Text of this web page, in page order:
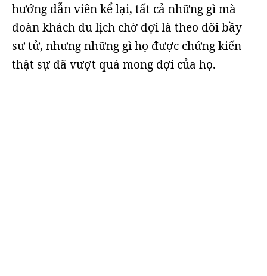
hướng dẫn viên kể lại, tất cả những gì mà
đoàn khách du lịch chờ đợi là theo dõi bầy
sư tử, nhưng những gì họ được chứng kiến
thật sự đã vượt quá mong đợi của họ.